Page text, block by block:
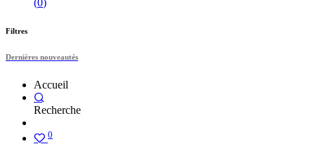
(0)
Filtres
Dernières nouveautés
Accueil
Recherche
0